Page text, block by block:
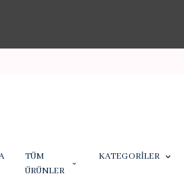
TÜM
ÜRÜNLER
KATEGORİLER